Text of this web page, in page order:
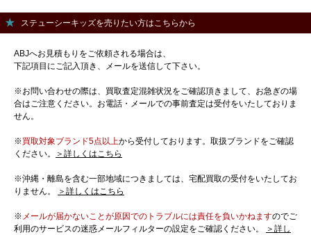
ステューシーキッズを売りたい方はこちらから
ABJへお見積もりをご依頼される場合は、
下記項目にご記入頂き、メールを送信して下さい。
※お問い合わせの際は、買取査定混雑状況をご確認頂きまして、お急ぎの場
合はご注意ください。お電話・メールでの事前査定は受付をいたしておりま
せん。
※買取対象ブランド5点以上から受付しております。取扱ブランドをご確認
ください。
＞詳しくはこちら
※沖縄・離島を含む一部地域につきましては、宅配買取の受付をいたしてお
りません。
＞詳しくはこちら
※ メールが届かないことが原因でのトラブルには責任を負いかねますのでご
利用のサービスの迷惑メールフィルターの設定をご確認ください。
＞詳し